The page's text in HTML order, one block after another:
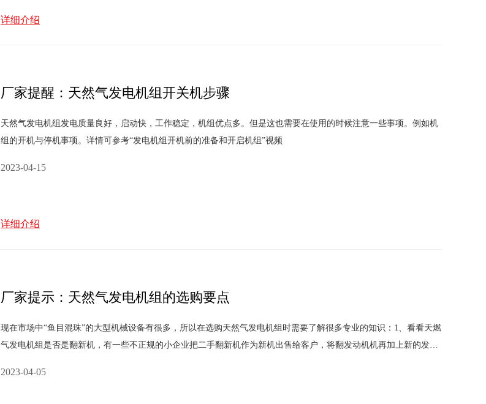
详细介绍
厂家提醒：天然气发电机组开关机步骤
天然气发电机组发电质量良好，启动快，工作稳定，机组优点多。但是这也需要在使用的时候注意一些事项。例如机
组的开机与停机事项。详情可参考“发电机组开机前的准备和开启机组”视频
2023-04-15
详细介绍
厂家提示：天然气发电机组的选购要点
现在市场中“鱼目混珠”的大型机械设备有很多，所以在选购天然气发电机组时需要了解很多专业的知识：1、看看天燃
气发电机组是否是翻新机，有一些不正规的小企业把二手翻新机作为新机出售给客户，将翻发动机机再加上新的发电
2023-04-05